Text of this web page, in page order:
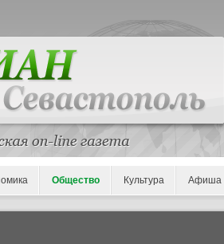
Общество Культура Афиша